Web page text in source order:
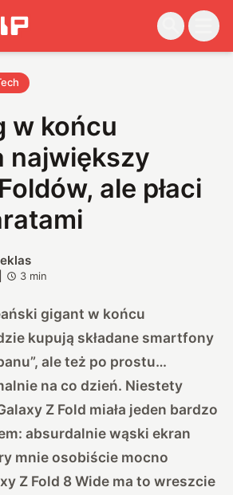
w końcu
największy
ale płaci
3 min
gigant w końcu
kupują składane smartfony
ale też po prostu…
na co dzień. Niestety
Z Fold miała jeden bardzo
absurdalnie wąski ekran
mnie osobiście mocno
Z Fold 8 Wide ma to wreszcie